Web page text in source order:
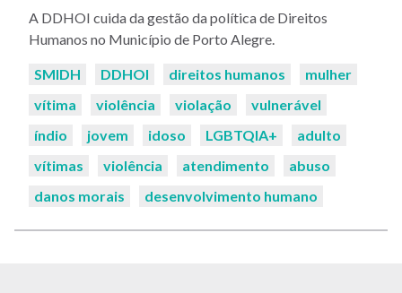
A DDHOI cuida da gestão da política de Direitos
Humanos no Município de Porto Alegre.
Palavras-
SMIDH DDHOI direitos humanos
mulher
vítima
violência violação
vulnerável
índio
jovem idoso LGBTQIA+
adulto
vítimas
violência atendimento
abuso
danos morais
desenvolvimento humano